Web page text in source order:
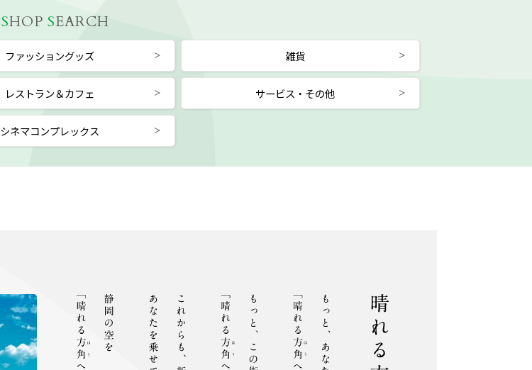
SHOP SEARCH
ファッショングッズ 雑貨
レストラン＆カフェ サービス・その他
シネマコンプレックス